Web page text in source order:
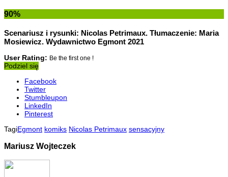
90%
Scenariusz i rysunki: Nicolas Petrimaux. Tłumaczenie: Maria
Mosiewicz. Wydawnictwo Egmont 2021
User Rating: Be the first one !
Podziel się
Facebook
Twitter
Stumbleupon
LinkedIn
Pinterest
TagiEgmont komiks Nicolas Petrimaux sensacyjny
Mariusz Wojteczek